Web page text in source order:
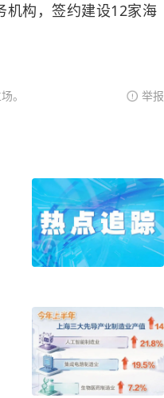
机构，签约建设12家海
。 举报